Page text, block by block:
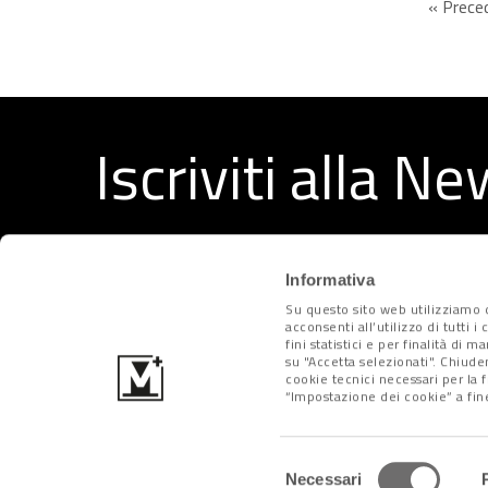
Informativa
Su questo sito web utilizziamo
acconsenti all’utilizzo di tutti i
fini statistici e per finalità di
su "Accetta selezionati".
cookie tecnici necessari per
“Impostazione dei cookie” a
Necessari
«
Iscriviti alla
Metropolitano